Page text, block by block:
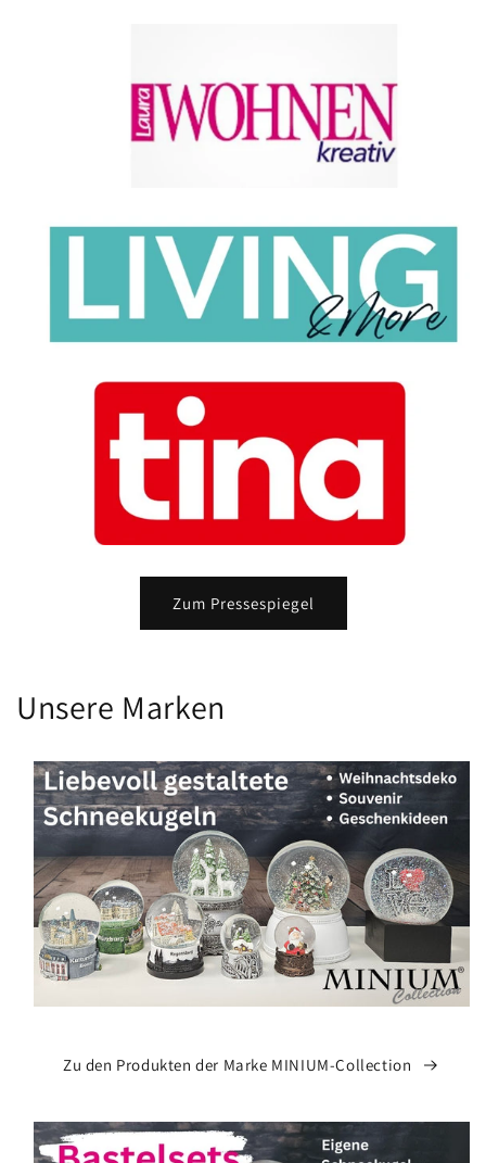
Zum Pressespiegel
Unsere Marken
Zu den Produkten der Marke MINIUM-Collection